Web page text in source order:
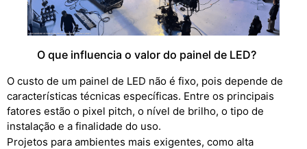
O que influencia o valor do painel de LED?
O custo de um painel de LED não é fixo, pois depende de
características técnicas específicas. Entre os principais
fatores estão o pixel pitch, o nível de brilho, o tipo de
instalação e a finalidade do uso.
Projetos para ambientes mais exigentes, como alta